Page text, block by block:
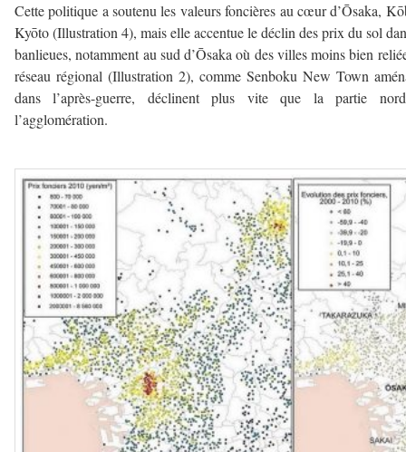
Cette politique a soutenu les valeurs foncières au cœur d’Ōsaka,
Kyōto (Illustration 4), mais elle accentue le déclin des prix du sol
banlieues, notamment au sud d’Ōsaka où des villes moins bien
réseau régional (Illustration 2), comme Senboku New Town
dans l’après-guerre, déclinent plus vite que la partie
l’agglomération.